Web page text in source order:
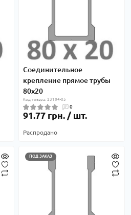
Соединительное
крепление прямое трубы
80х20
Код товара: 23184-05
0
91.77 грн. / шт.
Распродано
ПОД ЗАКАЗ